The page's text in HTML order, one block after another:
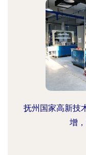
抚州国家高新技
增